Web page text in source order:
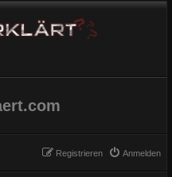
Anmelden
Registrieren